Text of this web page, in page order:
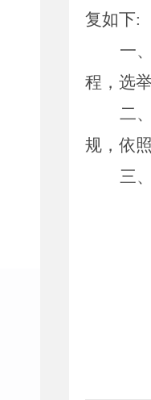
复如下:
一
程，选
二
规，依
三